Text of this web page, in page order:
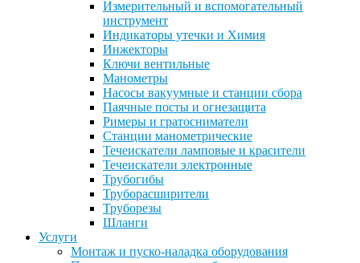
Измерительный и вспомогательный
инструмент
Индикаторы утечки и Химия
Инжекторы
Ключи вентильные
Манометры
Насосы вакуумные и станции сбора
Паячные посты и огнезащита
Римеры и гратосниматели
Станции манометрические
Течеискатели ламповые и красители
Течеискатели электронные
Трубогибы
Труборасширители
Труборезы
Шланги
Услуги
Монтаж и пуско-наладка оборудования